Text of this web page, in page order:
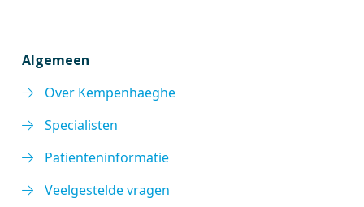
Algemeen
Over Kempenhaeghe
Specialisten
Patiënteninformatie
Veelgestelde vragen